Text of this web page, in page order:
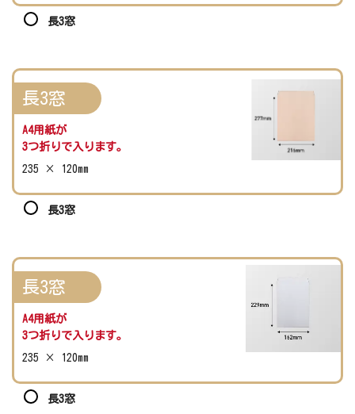
長3窓
長3窓
A4用紙が
3つ折りで入ります。
235 × 120mm
長3窓
長3窓
A4用紙が
3つ折りで入ります。
235 × 120mm
長3窓